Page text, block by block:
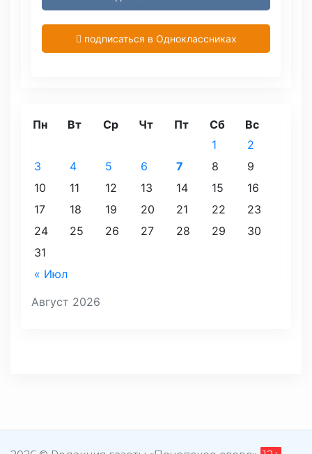
подписаться в Одноклассниках
Август 2026
Пн Вт Ср Чт Пт Сб Вс
« Июл
1
2
3
4 5 6 7 8
9
10
11 12 13 14 15
16
17
18 19 20 21 22
23
24
25 26 27 28 29
30
31